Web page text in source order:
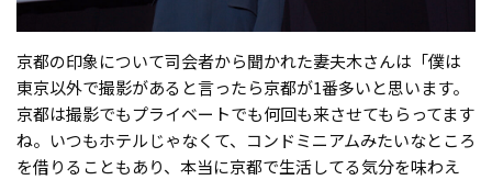
京都の印象について司会者から聞かれた妻夫木さんは「僕は
東京以外で撮影があると言ったら京都が1番多いと思います。
京都は撮影でもプライベートでも何回も来させてもらってます
ね。いつもホテルじゃなくて、コンドミニアムみたいなところ
を借りることもあり、本当に京都で生活してる気分を味わえ